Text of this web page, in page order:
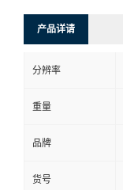
系
产品详请
分辨率
重量
品牌
货号